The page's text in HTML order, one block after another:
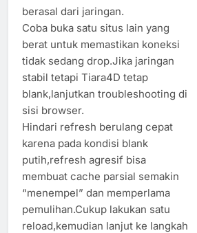
berasal dari jaringan.
Coba buka satu situs lain yang
berat untuk memastikan koneksi
tidak sedang drop.Jika jaringan
stabil tetapi Tiara4D tetap
blank,lanjutkan troubleshooting di
sisi browser.
Hindari refresh berulang cepat
karena pada kondisi blank
putih,refresh agresif bisa
membuat cache parsial semakin
“menempel” dan memperlama
pemulihan.Cukup lakukan satu
reload,kemudian lanjut ke langkah